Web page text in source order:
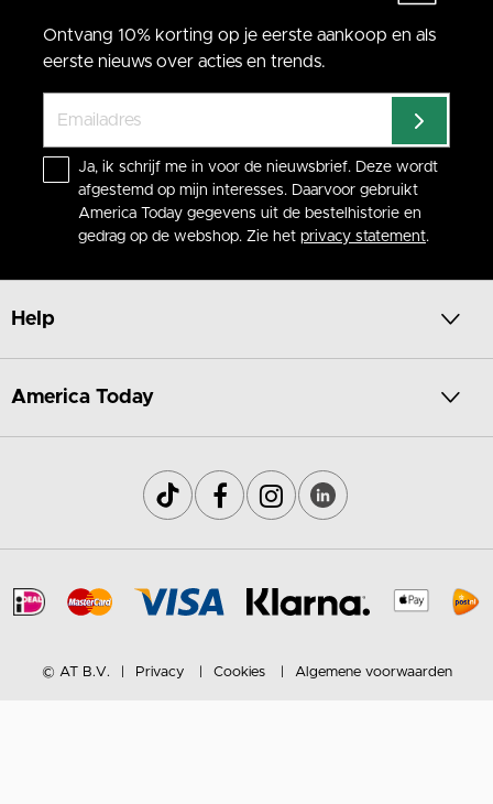
Ontvang 10% korting op je eerste aankoop en als
eerste nieuws over acties en trends.
Ja, ik schrijf me in voor de nieuwsbrief. Deze wordt
afgestemd op mijn interesses. Daarvoor gebruikt
America Today gegevens uit de bestelhistorie en
gedrag op de webshop. Zie het privacy statement.
Help
America Today
© AT B.V. Privacy Cookies Algemene voorwaarden